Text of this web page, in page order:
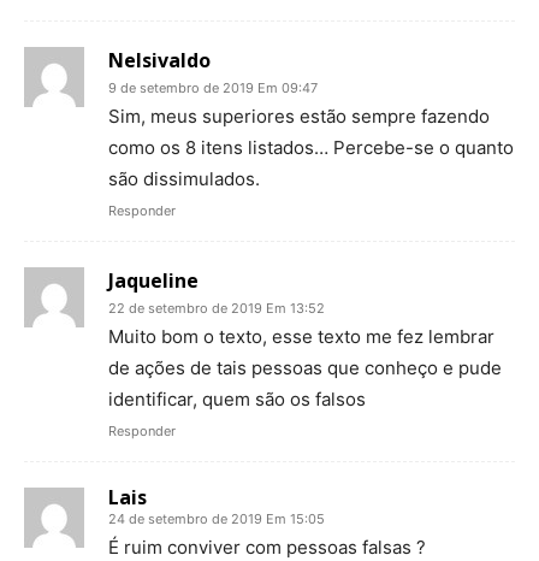
Nelsivaldo
9 de setembro de 2019 Em 09:47
Sim, meus superiores estão sempre fazendo
como os 8 itens listados… Percebe-se o quanto
são dissimulados.
Responder
Jaqueline
22 de setembro de 2019 Em 13:52
Muito bom o texto, esse texto me fez lembrar
de ações de tais pessoas que conheço e pude
identificar, quem são os falsos
Responder
Lais
24 de setembro de 2019 Em 15:05
É ruim conviver com pessoas falsas ?